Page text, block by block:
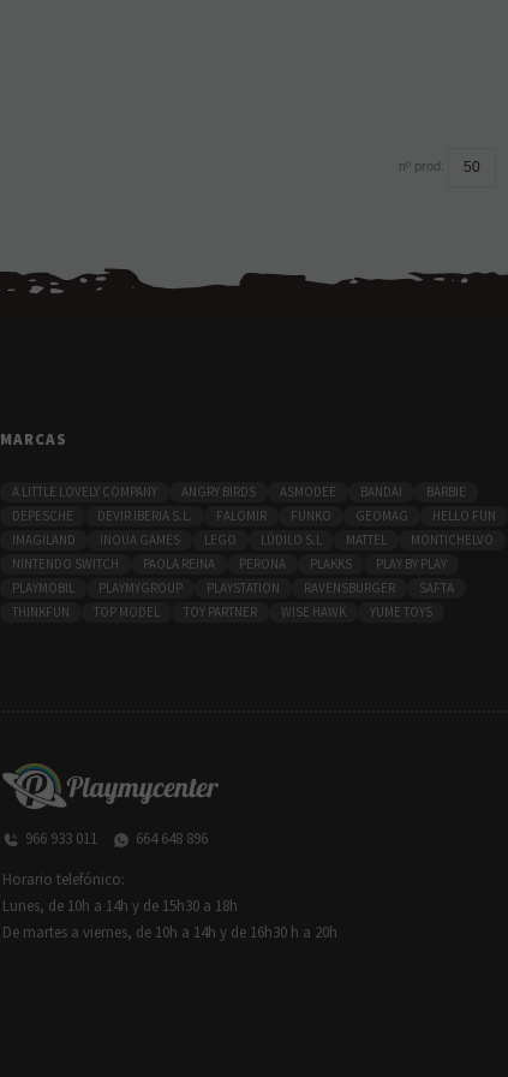
nº prod.
MARCAS
A LITTLE LOVELY COMPANY ANGRY BIRDS ASMODEE BANDAI
BARBIE
DEPESCHE
DEVIR IBERIA S.L. FALOMIR FUNKO GEOMAG
HELLO FUN
IMAGILAND
INOUA GAMES LEGO LÚDILO S.L MATTEL
MONTICHELVO
NINTENDO SWITCH
PAOLA REINA PERONA PLAKKS
PLAY BY PLAY
PLAYMOBIL
PLAYMYGROUP PLAYSTATION RAVENSBURGER
SAFTA
THINKFUN
TOP MODEL TOY PARTNER WISE HAWK YUME TOYS
966 933 011 664 648 896
Horario telefónico:
Lunes, de 10h a 14h y de 15h30 a 18h
De martes a viernes, de 10h a 14h y de 16h30 h a 20h